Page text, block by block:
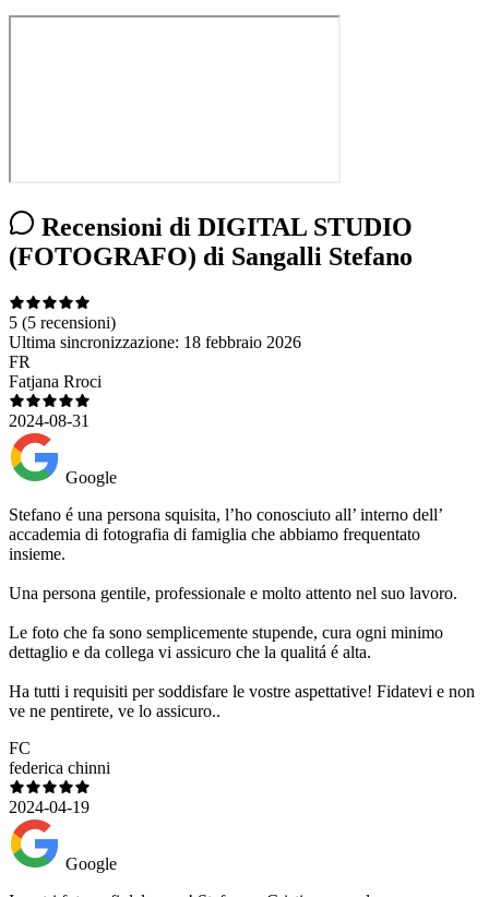
Recensioni di DIGITAL STUDIO
(FOTOGRAFO) di Sangalli Stefano
5 (5 recensioni)
Ultima sincronizzazione: 18 febbraio 2026
FR
Fatjana Rroci
2024-08-31
Google
Stefano é una persona squisita, l’ho conosciuto all’ interno dell’
accademia di fotografia di famiglia che abbiamo frequentato
insieme.
Una persona gentile, professionale e molto attento nel suo lavoro.
Le foto che fa sono semplicemente stupende, cura ogni minimo
dettaglio e da collega vi assicuro che la qualitá é alta.
Ha tutti i requisiti per soddisfare le vostre aspettative! Fidatevi e non
ve ne pentirete, ve lo assicuro..
FC
federica chinni
2024-04-19
Google